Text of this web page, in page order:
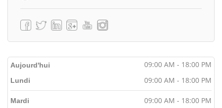
Aujourd'hui 09:00 AM - 18:00 PM
Lundi 09:00 AM - 18:00 PM
Mardi 09:00 AM - 18:00 PM